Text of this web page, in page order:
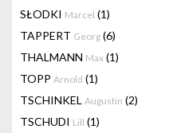
SŁODKI Marcel (1)
TAPPERT Georg (6)
THALMANN Max (1)
TOPP Arnold (1)
TSCHINKEL Augustin (2)
TSCHUDI Lill (1)